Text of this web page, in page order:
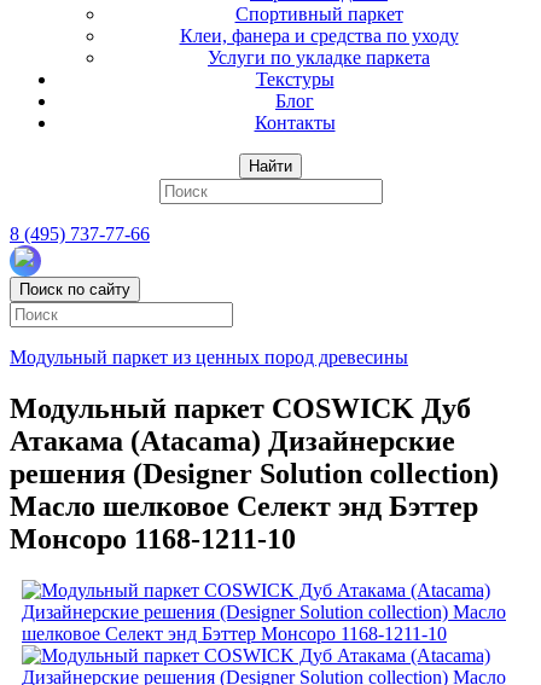
Спортивный паркет
Клеи, фанера и средства по уходу
Услуги по укладке паркета
Текстуры
Блог
Контакты
Найти
8 (495) 737-77-66
Поиск по сайту
Модульный паркет из ценных пород древесины
Модульный паркет COSWICK Дуб
Атакама (Atacama) Дизайнерские
решения (Designer Solution collection)
Масло шелковое Селект энд Бэттер
Монсоро 1168-1211-10